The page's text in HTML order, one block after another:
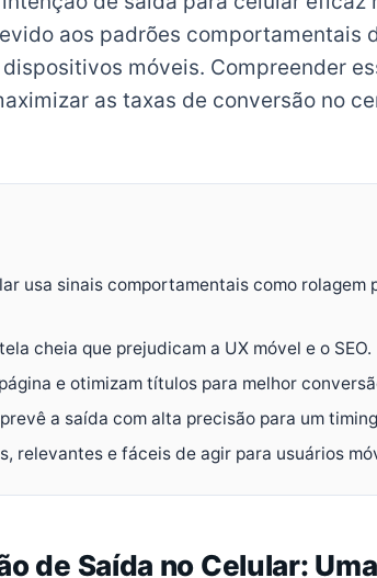
aos padrões comportamentais
móveis. Compreender
as taxas de conversão no
usa sinais comportamentais como rolagem
cheia que prejudicam a UX móvel e o SEO.
e otimizam títulos para melhor
a saída com alta precisão para um
relevantes e fáceis de agir para usuários
de Saída no Celular: